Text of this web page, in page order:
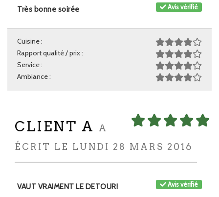
Avis vérifié
Très bonne soirée
Cuisine :
Rapport qualité / prix :
Service :
Ambiance :
CLIENT A
A
ÉCRIT LE LUNDI 28 MARS 2016
Avis vérifié
VAUT VRAIMENT LE DETOUR!